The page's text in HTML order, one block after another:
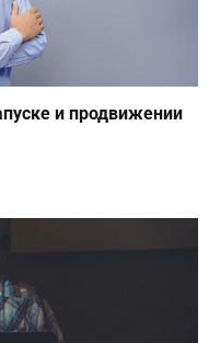
и продвижении